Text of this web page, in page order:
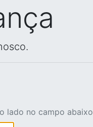
lado no campo abaixo